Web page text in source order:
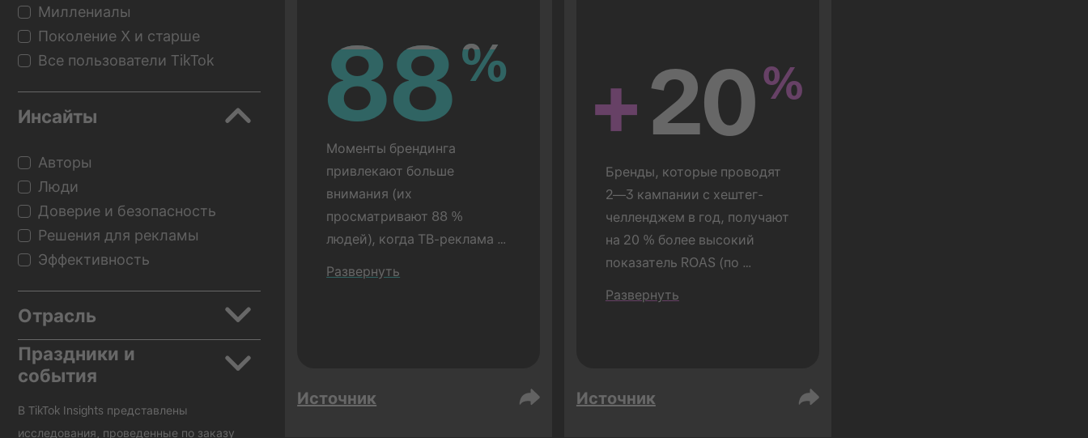
Миллениалы
Поколение X и старше
Все пользователи TikTok
Инсайты
Авторы
Люди
Доверие и безопасность
Решения для рекламы
Эффективность
Отрасль
Приложения
Автомобили
Красота и уход за собой
Потребительские товары в
Праздники и
события
Назад в школу
Черная пятница
В TikTok Insights представлены
исследования, проведенные по заказу
88%
88%
Моменты брендинга
привлекают больше
внимания (их
просматривают 88 %
людей), когда ТВ-реклама
Развернуть
Источник
+20%
Бренды, которые проводят
2—3 кампании с хештег-
челленджем в год, получают
на 20 % более высокий
показатель ROAS (по
Развернуть
Источник